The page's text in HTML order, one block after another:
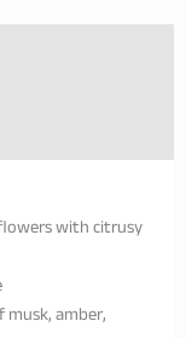
with citrusy
amber,